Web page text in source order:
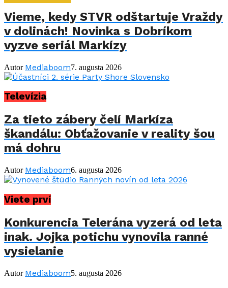
Vieme, kedy STVR odštartuje Vraždy
v dolinách! Novinka s Dobríkom
vyzve seriál Markízy
Autor Mediaboom7. augusta 2026
Televízia
Za tieto zábery čelí Markíza
škandálu: Obťažovanie v reality šou
má dohru
Autor Mediaboom6. augusta 2026
Viete prví
Konkurencia Telerána vyzerá od leta
inak. Jojka potichu vynovila ranné
vysielanie
Autor Mediaboom5. augusta 2026